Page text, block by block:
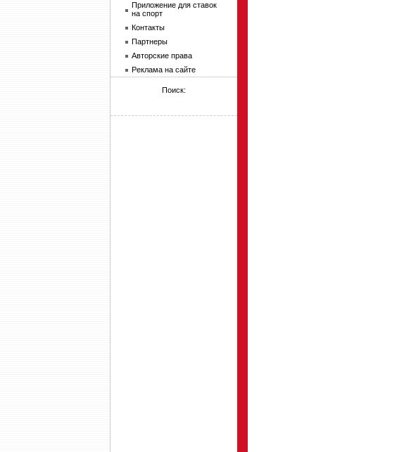
Приложение для ставок
на спорт
Контакты
Партнеры
Авторские права
Реклама на сайте
Поиск: